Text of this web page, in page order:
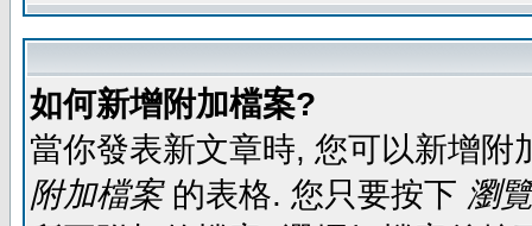
如何新增附加檔案?
當你發表新文章時, 您可以新增
附加檔案的表格. 您只要按下 瀏